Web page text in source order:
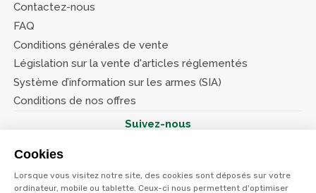
Cookies
Lorsque vous visitez notre site, des cookies sont déposés sur votre
ordinateur, mobile ou tablette. Ceux-ci nous permettent d'optimiser
Contactez-nous
FAQ
Conditions générales de vente
Législation sur la vente d'articles réglementés
Système d’information sur les armes (SIA)
Conditions de nos offres
Suivez-nous